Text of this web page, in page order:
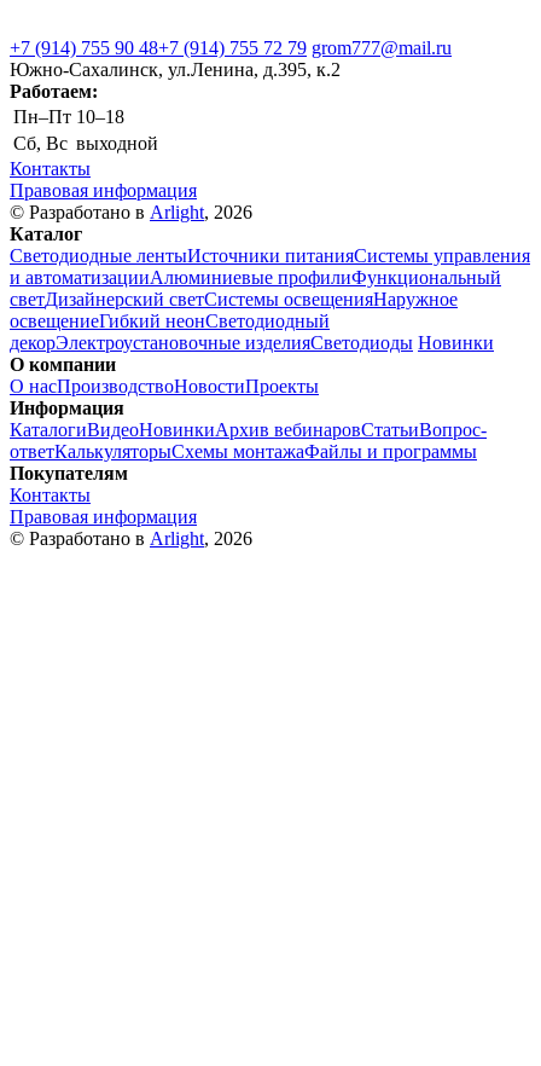
+7 (914) 755 90 48+7 (914) 755 72 79 grom777@mail.ru
Южно-Сахалинск, ул.Ленина, д.395, к.2
Работаем:
Пн–Пт 10–18
Сб, Вс выходной
Контакты
Правовая информация
© Разработано в Arlight, 2026
Каталог
Светодиодные лентыИсточники питанияСистемы управления
и автоматизацииАлюминиевые профилиФункциональный
светДизайнерский светСистемы освещенияНаружное
освещениеГибкий неонСветодиодный
декорЭлектроустановочные изделияСветодиоды Новинки
О компании
О насПроизводствоНовостиПроекты
Информация
КаталогиВидеоНовинкиАрхив вебинаровСтатьиВопрос-
ответКалькуляторыСхемы монтажаФайлы и программы
Покупателям
Контакты
Правовая информация
© Разработано в Arlight, 2026